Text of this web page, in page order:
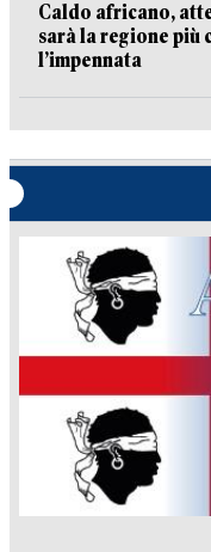
Caldo africano,
sarà la regione più
l’impennata